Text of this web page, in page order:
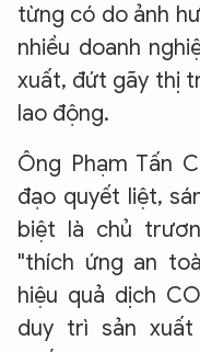
từng có do ảnh
nhiều doanh
xuất, đứt gãy thị
lao động.
Ông Phạm Tấn
đạo quyết liệt,
biệt là chủ
"thích ứng an
hiệu quả dịch
duy trì sản